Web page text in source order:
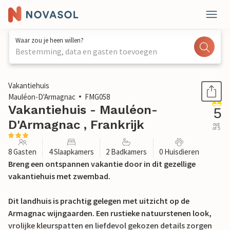
Waar zou je heen willen?
Bestemming, data en gasten toevoegen
1 / 42
Vakantiehuis
Mauléon-D'Armagnac
FMG058
Vakantiehuis - Mauléon-
D'Armagnac , Frankrijk
5
out
of 5
8 Gasten 4 Slaapkamers 2 Badkamers 0 Huisdieren
Breng een ontspannen vakantie door in dit gezellige
vakantiehuis met zwembad.
Dit landhuis is prachtig gelegen met uitzicht op de
Armagnac wijngaarden. Een rustieke natuurstenen look,
vrolijke kleurspatten en liefdevol gekozen details zorgen